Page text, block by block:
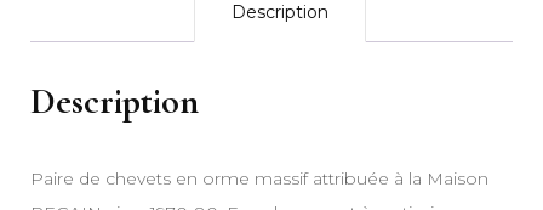
Description
Description
Paire de chevets en orme massif attribuée à la Maison